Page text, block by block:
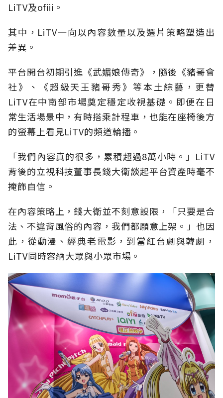
LiTV及ofiii。
其中，LiTV一向以內容數量以及選片策略塑造出
差異。
平台開台初期引進《武媚娘傳奇》，隨後《豬哥會
社》、《超級天王豬哥秀》等本土綜藝，更替
LiTV在中南部市場奠定穩定收視基礎。即便在日
常生活場景中，有時搭乘計程車，也能在座椅後方
的螢幕上看見LiTV的頻道輪播。
「我們內容真的很多，累積超過8萬小時。」LiTV
背後的立視科技董事長錢大衛談起平台資產時毫不
掩飾自信。
在內容策略上，錢大衛並不刻意設限，「只要是合
法、不違背風俗的內容，我們都願意上架。」也因
此，從動漫、經典老電影，到當紅台劇與韓劇，
LiTV同時容納大眾與小眾市場。